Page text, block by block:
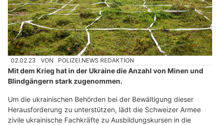
02.02.23 VON POLIZEI.NEWS REDAKTION
Mit dem Krieg hat in der Ukraine die Anzahl von Minen und
Blindgängern stark zugenommen.
Um die ukrainischen Behörden bei der Bewältigung dieser
Herausforderung zu unterstützen, lädt die Schweizer Armee
zivile ukrainische Fachkräfte zu Ausbildungskursen in die